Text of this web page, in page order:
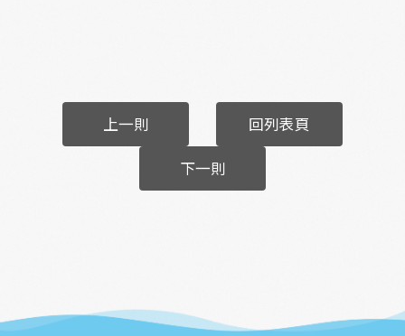
上一則 回列表頁
下一則